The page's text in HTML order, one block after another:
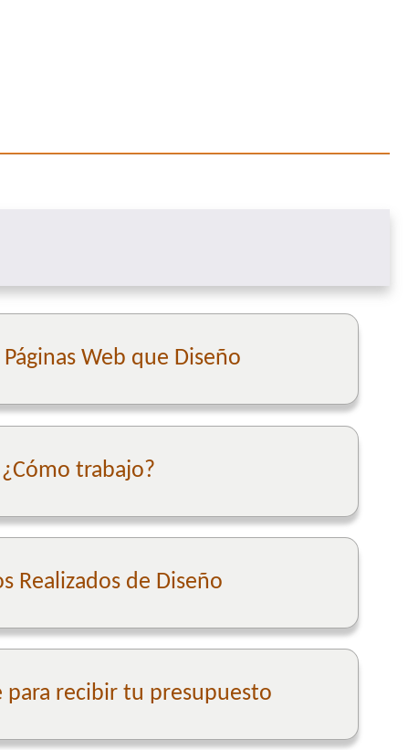
Web que Diseño
¿Cómo trabajo?
Realizados de Diseño
para recibir tu presupuesto